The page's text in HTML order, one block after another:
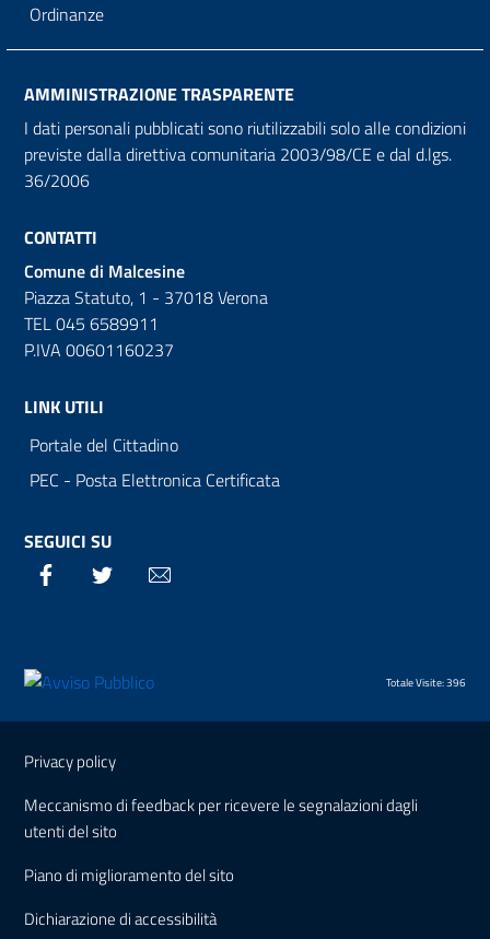
Ordinanze
AMMINISTRAZIONE TRASPARENTE
I dati personali pubblicati sono riutilizzabili solo alle condizioni
previste dalla direttiva comunitaria 2003/98/CE e dal d.lgs.
36/2006
CONTATTI
Comune di Malcesine
Piazza Statuto, 1 - 37018 Verona
TEL 045 6589911
P.IVA 00601160237
LINK UTILI
Portale del Cittadino
PEC - Posta Elettronica Certificata
SEGUICI SU
Facebook Twitter
Totale Visite: 396
Sezione Link Utili
Privacy policy
Meccanismo di feedback per ricevere le segnalazioni dagli
utenti del sito
Piano di miglioramento del sito
Dichiarazione di accessibilità